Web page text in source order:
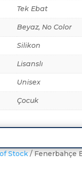
Tek Ebat
Beyaz, No Color
Silikon
Lisanslı
Unisex
Çocuk
Stock / Fenerbahçe